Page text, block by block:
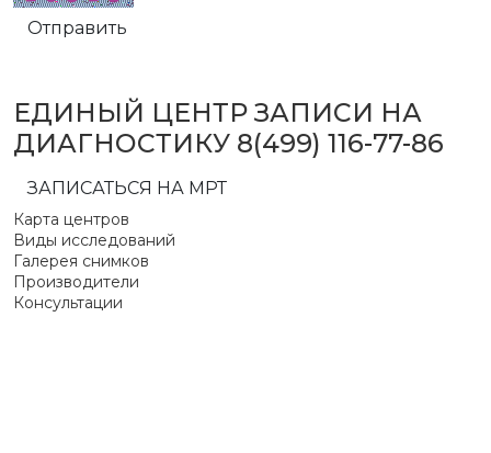
Отправить
ЕДИНЫЙ ЦЕНТР ЗАПИСИ НА
ДИАГНОСТИКУ 8(499) 116-77-86
ЗАПИСАТЬСЯ НА МРТ
Карта центров
Виды исследований
Галерея снимков
Производители
Консультации